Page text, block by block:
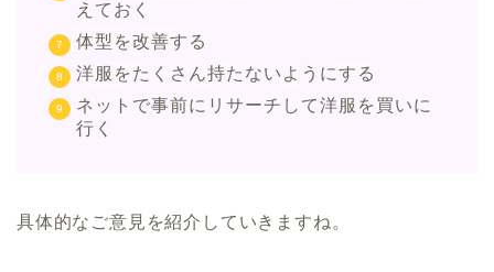
えておく
体型を改善する
洋服をたくさん持たないようにする
ネットで事前にリサーチして洋服を買いに
行く
具体的なご意見を紹介していきますね。